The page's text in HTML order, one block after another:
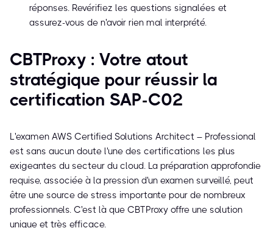
réponses. Revérifiez les questions signalées et
assurez-vous de n'avoir rien mal interprété.
CBTProxy : Votre atout
stratégique pour réussir la
certification SAP-C02
L'examen AWS Certified Solutions Architect – Professional
est sans aucun doute l'une des certifications les plus
exigeantes du secteur du cloud. La préparation approfondie
requise, associée à la pression d'un examen surveillé, peut
être une source de stress importante pour de nombreux
professionnels. C'est là que CBTProxy offre une solution
unique et très efficace.